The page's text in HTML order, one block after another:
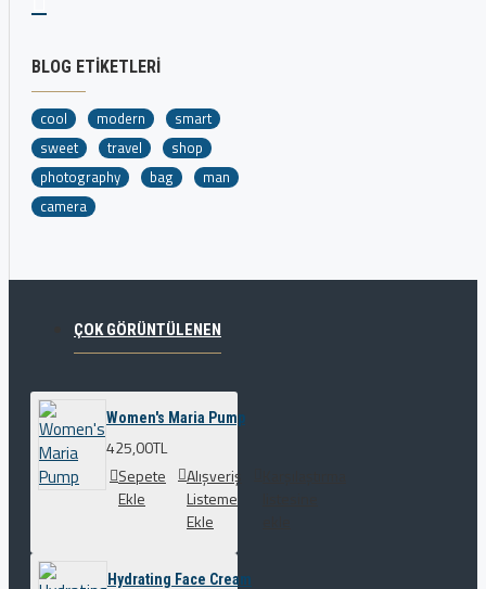
BLOG ETIKETLERI
cool modern
smart
sweet
travel
shop
photography
bag
man
camera
ÇOK GÖRÜNTÜLENEN
Women's Maria Pump
425,00TL
Sepete
Ekle
Alışveriş
Listeme
Ekle
Hydrating Face Cream